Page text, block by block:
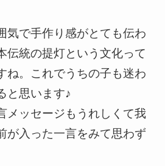
気で手作り感がとても伝わ
伝統の提灯という文化って
ね。これでうちの子も迷わ
と思います♪
メッセージもうれしくて我
が入った一言をみて思わず